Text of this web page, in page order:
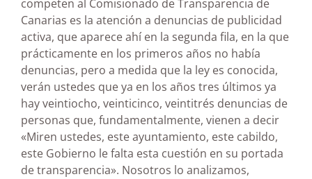
competen al Comisionado de Transparencia de
Canarias es la atención a denuncias de publicidad
activa, que aparece ahí en la segunda fila, en la que
prácticamente en los primeros años no había
denuncias, pero a medida que la ley es conocida,
verán ustedes que ya en los años tres últimos ya
hay veintiocho, veinticinco, veintitrés denuncias de
personas que, fundamentalmente, vienen a decir
«Miren ustedes, este ayuntamiento, este cabildo,
este Gobierno le falta esta cuestión en su portada
de transparencia». Nosotros lo analizamos,